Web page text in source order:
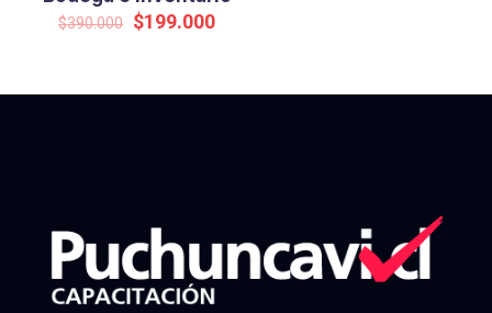
$390.000 Original
$199.000Current